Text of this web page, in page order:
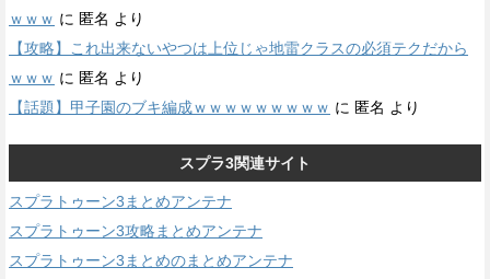
ｗｗｗ に 匿名 より
【攻略】これ出来ないやつは上位じゃ地雷クラスの必須テクだから
ｗｗｗ に 匿名 より
【話題】甲子園のブキ編成ｗｗｗｗｗｗｗｗｗ に 匿名 より
スプラ3関連サイト
スプラトゥーン3まとめアンテナ
スプラトゥーン3攻略まとめアンテナ
スプラトゥーン3まとめのまとめアンテナ